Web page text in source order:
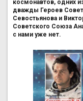
космонавтов, одних
дважды Героев
Севостьянова и
Советского Союза
с нами уже нет.